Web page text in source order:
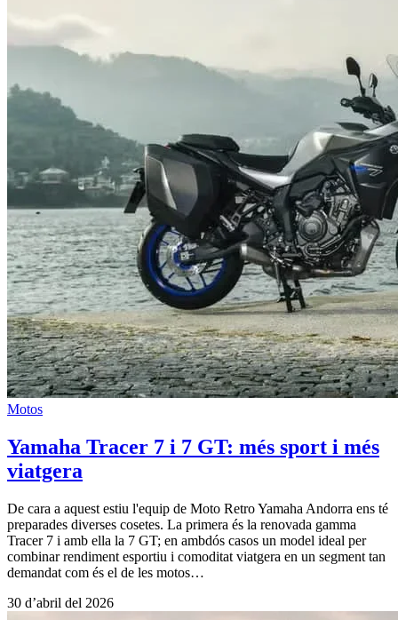
Motos
Yamaha Tracer 7 i 7 GT: més sport i més
viatgera
De cara a aquest estiu l'equip de Moto Retro Yamaha Andorra ens té
preparades diverses cosetes. La primera és la renovada gamma
Tracer 7 i amb ella la 7 GT; en ambdós casos un model ideal per
combinar rendiment esportiu i comoditat viatgera en un segment tan
demandat com és el de les motos…
30 d’abril del 2026